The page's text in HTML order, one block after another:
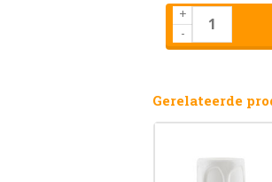
+
-
Gerelateerde